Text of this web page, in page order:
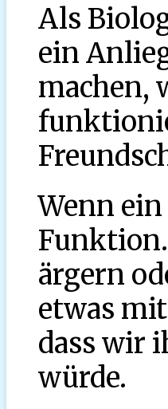
Als
ein
machen,
Wenn
ärgern
etwas
dass wir
würde.